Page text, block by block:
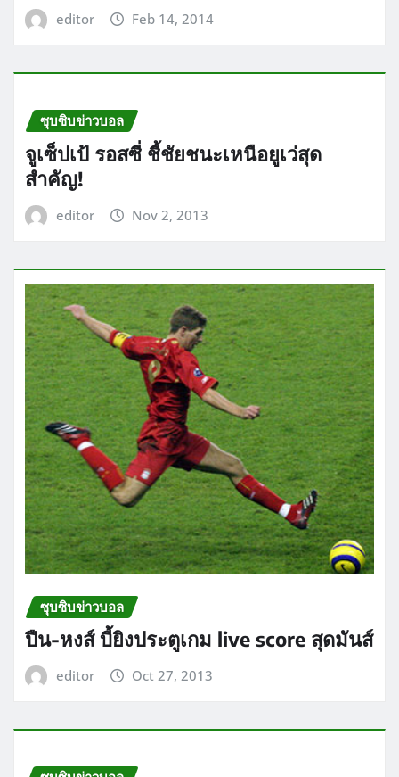
editor Feb 14, 2014
ซุบซิบข่าวบอล
จูเซ็ปเป้ รอสซี่ ชี้ชัยชนะเหนือยูเว่สุด
สำคัญ!
editor Nov 2, 2013
ซุบซิบข่าวบอล
ปืน-หงส์ บี้ยิงประตูเกม live score สุดมันส์
editor Oct 27, 2013